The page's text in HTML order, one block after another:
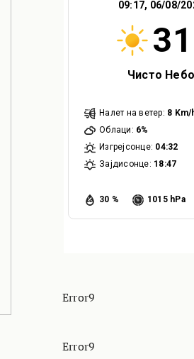
09:17, 06/08/
31
Чисто Небо
30 % 1015 hPa
Налет на ветер: 8 Km/
Облаци: 6%
Изгрејсонце: 04:32
Зајдисонце: 18:47
Error9
Error9